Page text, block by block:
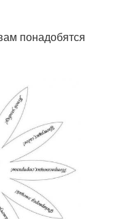
понадобятся